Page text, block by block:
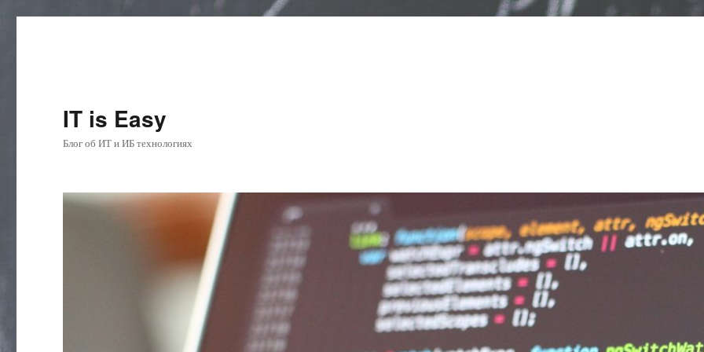
IT is Easy
Блог об ИТ и ИБ технологиях